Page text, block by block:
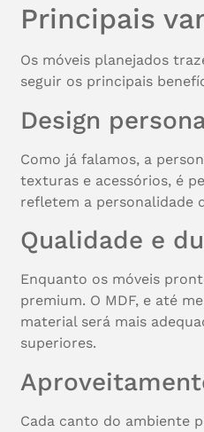
Principais
Os móveis planejados
seguir os principais
Design
Como já falamos, a
texturas e acessórios, é
refletem a personalidade
Qualidade e
Enquanto os móveis
premium. O MDF, e até
material será mais
superiores.
Cada canto do ambiente